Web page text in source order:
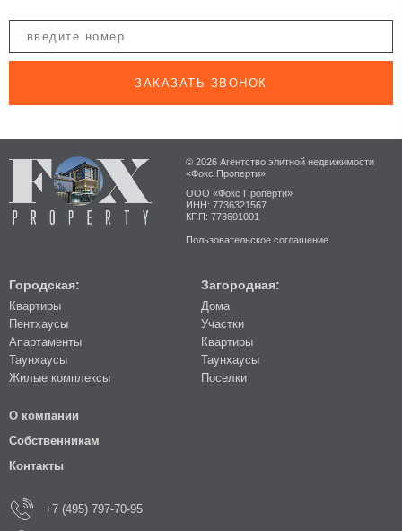
ЗАКАЗАТЬ ЗВОНОК
© 2026 Агентство элитной недвижимости
«Фокс Проперти»
ООО «Фокс Проперти»
ИНН: 7736321567
КПП: 773601001
Пользовательское соглашение
Городская:
Квартиры
Пентхаусы
Апартаменты
Таунхаусы
Жилые комплексы
Загородная:
Дома
Участки
Квартиры
Таунхаусы
Поселки
О компании
Собственникам
Контакты
+7 (495) 797-70-95